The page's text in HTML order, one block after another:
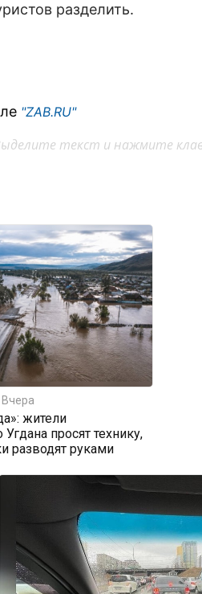
разделить.
"ZAB.RU"
текст и нажмите
Вчера
жители
просят технику,
разводят руками